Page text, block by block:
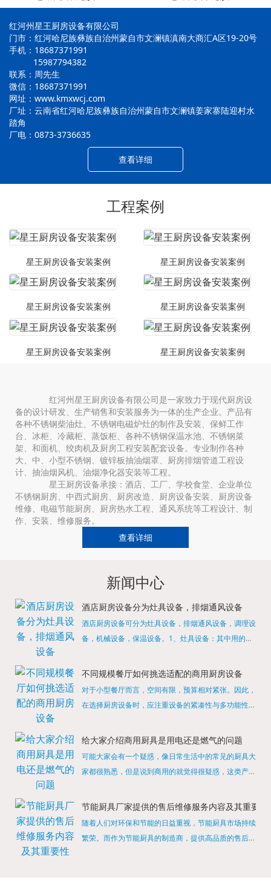
红河州星王厨房设备有限公司
门市：红河哈尼族彝族自治州蒙自市文澜镇滇南大商汇A区19-20号
手机：18687371991
15987794382
联系：周先生
微信：18687371991
网址：www.kmxwcj.com
厂址：云南省红河哈尼族彝族自治州蒙自市文澜镇姜家寨陆迎村水
踏角
厂电：0873-3736635
查看详细
工程案例
星王厨房设备安装案例 星王厨房设备安装案例
星王厨房设备安装案例 星王厨房设备安装案例
星王厨房设备安装案例 星王厨房设备安装案例
红河州星王厨房设备有限公司是一家致力于现代厨房设
备的设计研发、生产销售和安装服务为一体的生产企业。产品有
各种不锈钢柴油灶、不锈钢电磁炉灶的制作及安装、保鲜工作
台、冰柜、冷藏柜、蒸饭柜、各种不锈钢保温水池、不锈钢菜
架、和面机、绞肉机及厨房工程安装配套设备。专业制作各种
大、中、小型不锈钢、镀锌板抽油烟罩、厨房排烟管道工程设
计、抽油烟风机、油烟净化器安装等工程。
星王厨房设备承接：酒店、工厂、学校食堂、企业单位
不锈钢厨房、中西式厨房、厨房改造、厨房设备安装、厨房设备
维修、电磁节能厨房、厨房热水工程、通风系统等工程设计、制
作、安装、维修服务。
查看详细
新闻中心
酒店厨房设备分为灶具设备，排烟通风设备
酒店厨房设备可分为灶具设备，排烟通风设备，调理设
备，机械设备，保温设备。1、灶具设备：其中用的较
缺少的，经过相关检测证明的合格设备才能进行使用，
不同规模餐厅如何挑选适配的商用厨房设备
对于小型餐厅而言，空间有限，预算相对紧张。因此，
在选择厨房设备时，应注重设备的紧凑性与多功能性。
烹饪设备，既能节省空间，又能满足多样化的烹饪需
给大家介绍商用厨具是用电还是燃气的问题
可能大家会有一个疑惑，像日常生活中的常见的厨具大
家都很熟悉，但是说到商用的就觉得很疑惑，这类产品
店用的就是商用的吗?还真别说，真被大家猜对了，这
节能厨具厂家提供的售后维修服务内容及其重要性
随着人们对环保和节能的日益重视，节能厨具市场持续
繁荣。而作为节能厨具的制造商，提供高品质的售后维